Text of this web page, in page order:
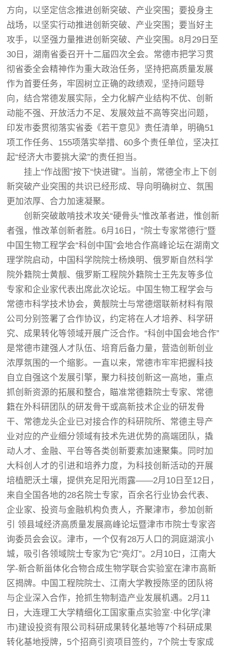
方向，以坚定信念推进创新突破、产业突围；要投身主
战场，以坚实行动推进创新突破、产业突围；要当好主
攻手，以坚强力量推进创新突破、产业突围。8月29日至
30日，湖南省委召开十二届四次全会。常德市把学习贯
彻省委全会精神作为重大政治任务，坚持把高质量发展
作为首要任务，牢固树立正确的政绩观，坚持问题导
向，结合常德发展实际，全力化解产业结构不优、创新
动能不强、开放活力不足、发展效益不高等突出问题，
印发市委贯彻落实省委《若干意见》责任清单，明确51
项工作任务、155项落实举措、60多个责任单位，坚决扛
起“经济大市要挑大梁”的责任担当。
挂上“作战图”按下“快进键”。当前，常德全市上下创
新突破产业突围的共识已经形成、导向明确树立、氛围
更加浓厚、合力加速凝聚。
创新突破敢啃技术攻关“硬骨头”惟改革者进，惟创新
者强，惟改革创新者胜。6月16日，“院士专家常德行”暨
中国生物工程学会“科创中国”会地合作高峰论坛在湖南文
理学院启动，中国科学院院士杨焕明、俄罗斯自然科学
院外籍院士黄靓、俄罗斯工程院外籍院士王先友等多位
专家和企业家代表出席此次论坛。中国生物工程学会与
常德市科学技术协会，黄靓院士与常德熠联新材料有限
公司分别签署了合作协议，约定将在人才培养、科学研
究、成果转化等领域开展广泛合作。“科创中国会地合作”
是常德市建强人才队伍、培育后备力量，营造创新创业
浓厚氛围的一个缩影。一直以来，常德市牢牢把握科技
自立自强这个发展引擎，聚力科技创新这一高地，重点
抓创新资源的拓展和整合，瞄准常德籍院士专家、常德
籍在外科研团队的研发骨干或高新技术企业的研发骨
干、常德龙头企业已对接合作的科研院所、常德主导产
业对应的产业细分领域有技术先进优势的高端团队，撬
动人才、金融、平台等各类创新要素加速聚集。同时加
大科创人才的引进和培养力度，为科技创新活动的开展
培植肥沃土壤，提供充足阳光雨露——2月10日至12日，
来自全国各地的28名院士专家，百余名行业协会代表、
企业家、投资与金融机构负责人，齐聚津市，参加创新
引 领县域经济高质量发展高峰论坛暨津市市院士专家咨
询委员会会议。津市，一个仅有28万人口的洞庭湖滨小
城，吸引各领域院士专家为它“亮灯”。2月10日，江南大
学-新合新甾体化合物合成生物学联合实验室在津市高新
区揭牌。中国工程院院士、江南大学教授陈坚的团队将
与企业深入合作，抢抓生物制造产业发展机遇。2月11
日，大连理工大学精细化工国家重点实验室·中化学(津
市)建设投资有限公司科研成果转化基地等7个科研成果
转化基地授牌，5个招商引资项目签约，7个院士专家成